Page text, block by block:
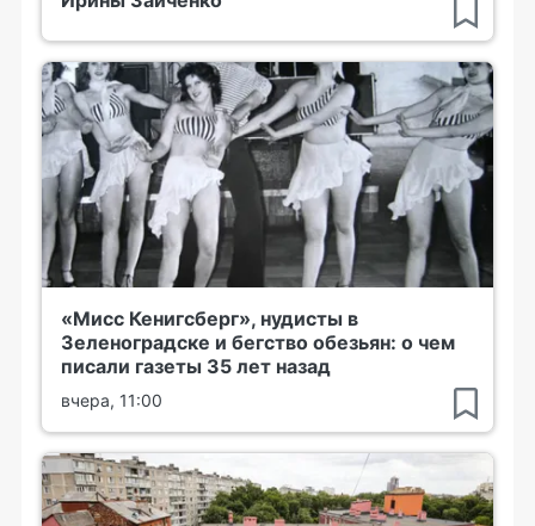
«Мисс Кенигсберг», нудисты в
Зеленоградске и бегство обезьян: о чем
писали газеты 35 лет назад
вчера, 11:00